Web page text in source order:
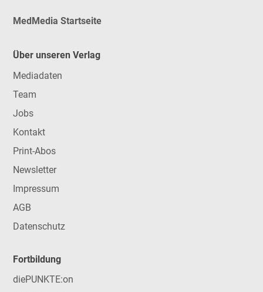
MedMedia Startseite
Über unseren Verlag
Mediadaten
Team
Jobs
Kontakt
Print-Abos
Newsletter
Impressum
AGB
Datenschutz
Fortbildung
diePUNKTE:on